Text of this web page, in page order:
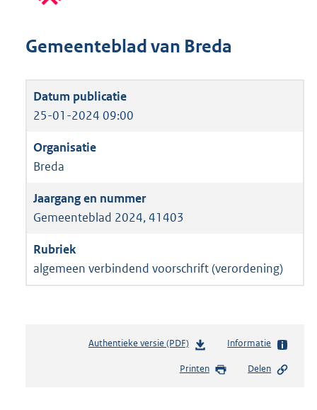
Gemeenteblad van Breda
25-01-2024 09:00
Breda
Gemeenteblad 2024, 41403
algemeen verbindend voorschrift (verordening)
Authentieke versie (PDF)b
s
Informatie
Printen Delen